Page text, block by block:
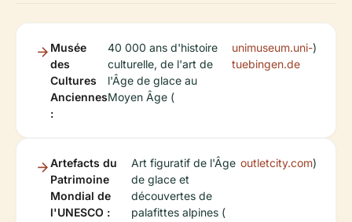
Musée
des
Cultures
Anciennes
:
40 000 ans d'histoire
culturelle, de l'art de
l'Âge de glace au
Moyen Âge (
unimuseum.uni-
tuebingen.de
)
Artefacts du
Patrimoine
Mondial de
l'UNESCO :
Art figuratif de l'Âge
de glace et
découvertes de
palafittes alpines (
outletcity.com)